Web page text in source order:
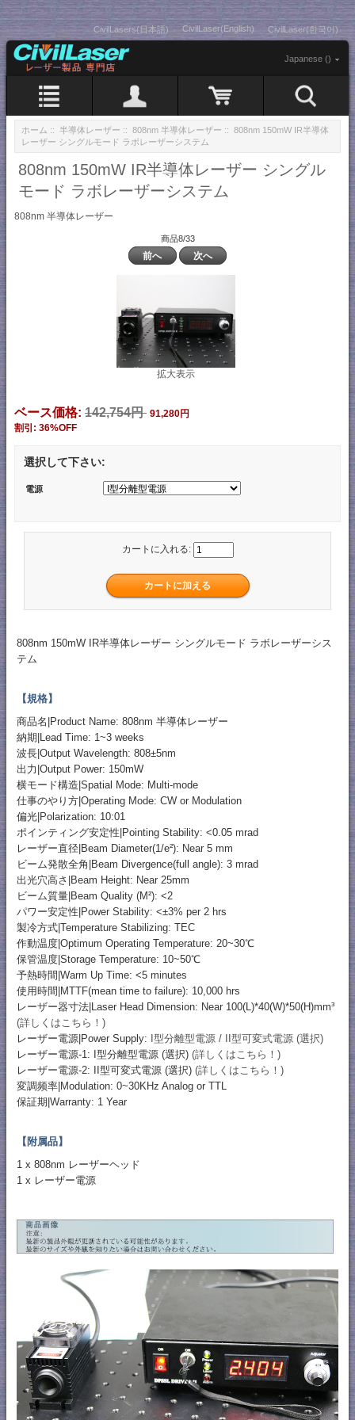
CivilLasers(日本語) CivilLaser(English) CivilLaser(한국어)
Japanese ()
ホーム :: 半導体レーザー :: 808nm 半導体レーザー :: 808nm 150mW IR半導体
レーザー シングルモード ラボレーザーシステム
808nm 150mW IR半導体レーザー シングル
モード ラボレーザーシステム
808nm 半導体レーザー
商品8/33
前へ 次へ
拡大表示
ベース価格: 142,754円 91,280円
割引: 36%OFF
選択して下さい:
電源
カートに入れる:
808nm 150mW IR半導体レーザー シングルモード ラボレーザーシス
テム
【規格】
商品名|Product Name: 808nm 半導体レーザー
納期|Lead Time: 1~3 weeks
波長|Output Wavelength: 808±5nm
出力|Output Power: 150mW
横モード構造|Spatial Mode: Multi-mode
仕事のやり方|Operating Mode: CW or Modulation
偏光|Polarization: 10:01
ポインティング安定性|Pointing Stability: <0.05 mrad
レーザー直径|Beam Diameter(1/e²): Near 5 mm
ビーム発散全角|Beam Divergence(full angle): 3 mrad
出光穴高さ|Beam Height: Near 25mm
ビーム質量|Beam Quality (M²): <2
パワー安定性|Power Stability: <±3% per 2 hrs
製冷方式|Temperature Stabilizing: TEC
作動温度|Optimum Operating Temperature: 20~30℃
保管温度|Storage Temperature: 10~50℃
予熱時間|Warm Up Time: <5 minutes
使用時間|MTTF(mean time to failure): 10,000 hrs
レーザー器寸法|Laser Head Dimension: Near 100(L)*40(W)*50(H)mm³
(詳しくはこちら！)
レーザー電源|Power Supply: I型分離型電源 / II型可変式電源 (選択)
レーザー電源-1: I型分離型電源 (選択) (詳しくはこちら！)
レーザー電源-2: II型可変式電源 (選択) (詳しくはこちら！)
変調频率|Modulation: 0~30KHz Analog or TTL
保証期|Warranty: 1 Year
【附属品】
1 x 808nm レーザーヘッド
1 x レーザー電源